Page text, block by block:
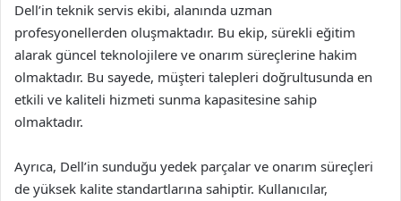
Dell’in teknik servis ekibi, alanında uzman
profesyonellerden oluşmaktadır. Bu ekip, sürekli eğitim
alarak güncel teknolojilere ve onarım süreçlerine hakim
olmaktadır. Bu sayede, müşteri talepleri doğrultusunda en
etkili ve kaliteli hizmeti sunma kapasitesine sahip
olmaktadır.
Ayrıca, Dell’in sunduğu yedek parçalar ve onarım süreçleri
de yüksek kalite standartlarına sahiptir. Kullanıcılar,